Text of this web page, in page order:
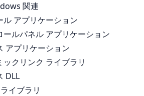
関連
ル アプリケーション
ールパネル アプリケーション
アプリケーション
ックリンク ライブラリ
DLL
イブラリ